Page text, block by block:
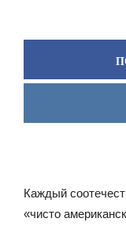
Каждый
«чисто